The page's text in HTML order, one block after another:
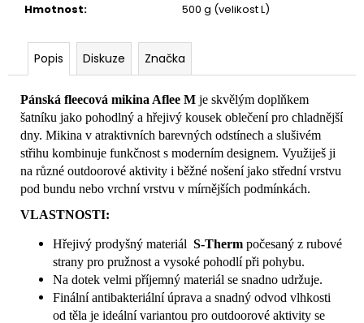
Hmotnost: 500 g (velikost L)
Popis Diskuze Značka
Pánská fleecová mikina Aflee M je skvělým doplňkem
šatníku jako pohodlný a hřejivý kousek oblečení pro chladnější
dny. Mikina v atraktivních barevných odstínech a slušivém
střihu kombinuje funkčnost s moderním designem. Využiješ ji
na různé outdoorové aktivity i běžné nošeníjako střední vrstvu
pod bundu nebo vrchní vrstvu v mírnějších podmínkách.
VLASTNOSTI:
Hřejivý prodyšný materiál S-Therm počesaný z rubové
strany pro pružnost a vysoké pohodlí při pohybu.
Na dotek velmi příjemný materiál se snadno udržuje.
Finální antibakteriální úprava a snadný odvod vlhkosti
od těla je ideální variantou pro outdoorové aktivity se